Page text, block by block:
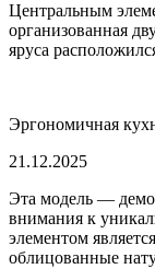
Центральным
организованная
яруса
Эргономичная
21.12.2025
Эта модель —
внимания к
элементом
облицованные